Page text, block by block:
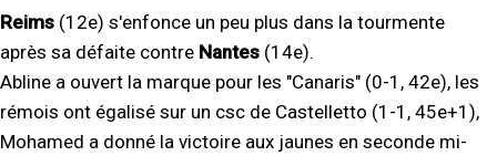
Reims (12e) s'enfonce un peu plus dans la tourmente
après sa défaite contre Nantes (14e).
Abline a ouvert la marque pour les "Canaris" (0-1, 42e), les
rémois ont égalisé sur un csc de Castelletto (1-1, 45e+1),
Mohamed a donné la victoire aux jaunes en seconde mi-